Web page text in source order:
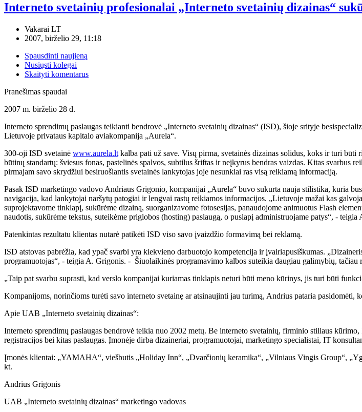
Interneto svetainių profesionalai „Interneto svetainių dizainas“
Vakarai LT
2007, birželio 29, 11:18
Spausdinti naujieną
Nusiųsti kolegai
Skaityti komentarus
Pranešimas spaudai
2007 m. birželio 28 d.
Interneto sprendimų paslaugas teikianti bendrovė „Interneto svetainių dizainas“ (ISD), šioje srityje
Lietuvoje privataus kapitalo aviakompanija „Aurela“.
300-oji ISD svetainė www.aurela.lt kalba pati už save. Visų pirma, svetainės dizainas solidus, koks ir turi būti
būtinų standartų: šviesus fonas, pastelinės spalvos, subtilus šriftas ir neįkyrus bendras vaizdas. Kitas
pirmajam savo skrydžiui besiruošiantis svetainės lankytojas joje nesunkiai ras visą reikiamą informaciją.
Pasak ISD marketingo vadovo Andriaus Grigonio, kompanijai „Aurela“ buvo sukurta nauja stilistika, kuria
navigacija, kad lankytojai naršytų patogiai ir lengvai rastų reikiamos informacijos. „Lietuvoje mažai kas
suprojektavome tinklapį, sukūrėme dizainą, suorganizavome fotosesijas, panaudojome animuotus Flash
naudotis, sukūrėme tekstus, suteikėme priglobos (hosting) paslaugą, o puslapį administruojame patys“, - teigia
Patenkintas rezultatu klientas nutarė patikėti ISD viso savo įvaizdžio formavimą bei reklamą.
ISD atstovas pabrėžia, kad ypač svarbi yra kiekvieno darbuotojo kompetencija ir įvairiapusiškumas.
programuotojas“, - teigia A. Grigonis. - Šiuolaikinės programavimo kalbos suteikia daugiau galimybių, tačiau
„Taip pat svarbu suprasti, kad verslo kompanijai kuriamas tinklapis neturi būti meno kūrinys, jis turi būti
Kompanijoms, norinčioms turėti savo interneto svetainę ar atsinaujinti jau turimą, Andrius pataria pasidomėti,
Apie UAB „Interneto svetainių dizainas“:
Interneto sprendimų paslaugas bendrovė teikia nuo 2002 metų. Be interneto svetainių, firminio stiliaus
registracijos bei kitas paslaugas. Įmonėje dirba dizaineriai, programuotojai, marketingo specialistai, IT
Įmonės klientai: „YAMAHA“, viešbutis „Holiday Inn“, „Dvarčionių keramika“, „Vilniaus Vingis Group“,
kt.
Andrius Grigonis
UAB „Interneto svetainių dizainas“ marketingo vadovas